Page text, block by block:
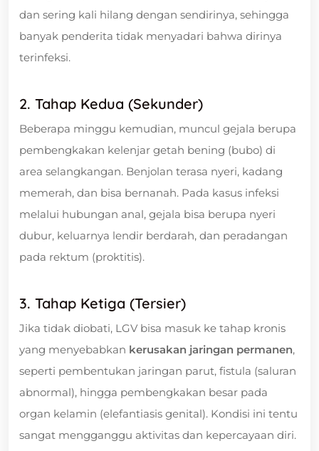
dan sering kali hilang dengan sendirinya, sehingga
banyak penderita tidak menyadari bahwa dirinya
terinfeksi.
2. Tahap Kedua (Sekunder)
Beberapa minggu kemudian, muncul gejala berupa
pembengkakan kelenjar getah bening (bubo) di
area selangkangan. Benjolan terasa nyeri, kadang
memerah, dan bisa bernanah. Pada kasus infeksi
melalui hubungan anal, gejala bisa berupa nyeri
dubur, keluarnya lendir berdarah, dan peradangan
pada rektum (proktitis).
3. Tahap Ketiga (Tersier)
Jika tidak diobati, LGV bisa masuk ke tahap kronis
yang menyebabkan kerusakan jaringan permanen,
seperti pembentukan jaringan parut, fistula (saluran
abnormal), hingga pembengkakan besar pada
organ kelamin (elefantiasis genital). Kondisi ini tentu
sangat mengganggu aktivitas dan kepercayaan diri.